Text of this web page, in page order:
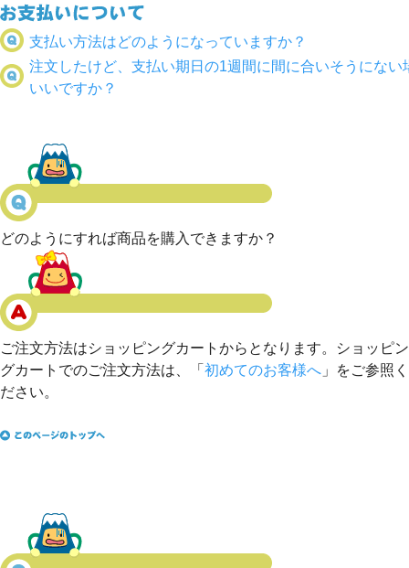
支払い方法はどのようになっていますか？
注文したけど、支払い期日の1週間に間に合いそうにない
いいですか？
どのようにすれば商品を購入できますか？
ご注文方法はショッピングカートからとなります。ショッピン
グカートでのご注文方法は、「 初めてのお客様へ 」をご参照く
ださい。